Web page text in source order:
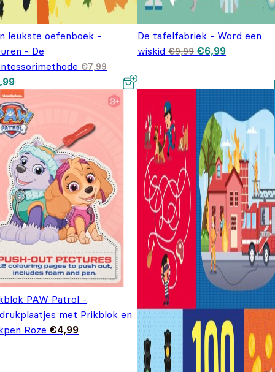
leukste oefenboek -
- De
€7,99
prijs was:
Huidige prijs is: €5,99.
De tafelfabriek - Word een
wiskid €9,99 Oorspronkelijke
prijs was:
€6,99Huidige
is: €6,99.
PAW Patrol -
met Prikblok en
Roze €4,99